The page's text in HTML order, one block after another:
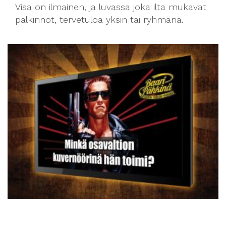
Visa on ilmainen, ja luvassa joka ilta mukavat
palkinnot, tervetuloa yksin tai ryhmänä.